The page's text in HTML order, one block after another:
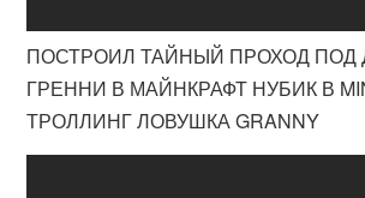
ПОСТРОИЛ ТАЙНЫЙ ПРОХОД ПОД
ГРЕННИ В МАЙНКРАФТ НУБИК В
ТРОЛЛИНГ ЛОВУШКА GRANNY